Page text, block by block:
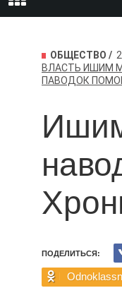
ОБЩЕСТВО
ВЛАСТЬ ИШИМ
ПАВОДОК
ПОДЕЛИТЬСЯ: